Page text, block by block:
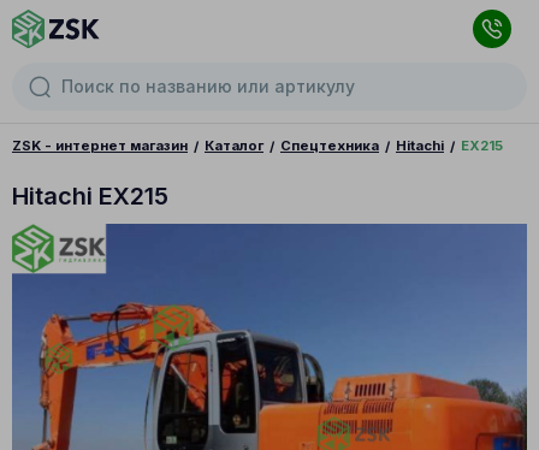
ZSK - интернет магазин Каталог Спецтехника Hitachi EX215
Hitachi EX215